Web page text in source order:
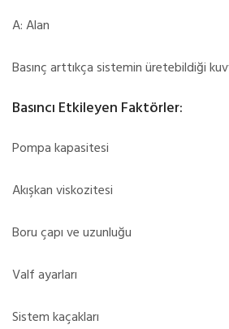
A: Alan
Basınç arttıkça sistemin üretebildiği
Basıncı Etkileyen Faktörler:
Pompa kapasitesi
Akışkan viskozitesi
Boru çapı ve uzunluğu
Valf ayarları
Sistem kaçakları